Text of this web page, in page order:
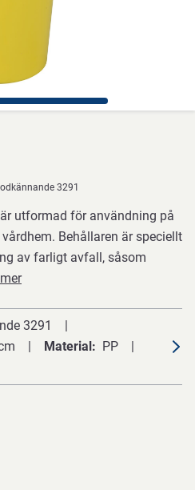
3291
utformad för användning på
Behållaren är speciellt
av farligt avfall, såsom
3291
Material
PP